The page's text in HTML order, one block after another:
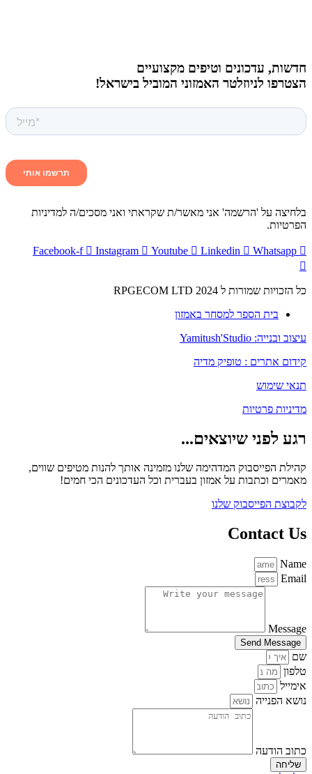
חדשות, עדכונים וטיפים מקצועיים
הצטרפו לניוזלטר האמזוני המוביל בישראל!
בלחיצה על 'הרשמה' אני מאשר/ת שקראתי ואני מסכים/ה למדיניות
הפרטיות.
Facebook-f Instagram Youtube Linkedin Whatsapp
כל הזכויות שמורות ל RPGECOM LTD 2024
בית הספר למסחר באמזון
עיצוב ובנייה: Yamitush'Studio
קידום אתרים : טופיק מדיה
תנאי שימוש
מדיניות פרטיות
רגע לפני שיוצאים...
קהילת הפייסבוק המדהימה שלנו מזמינה אותך להנות מטיפים שווים,
מאמרים וכתבות על אמזון בעברית וכל העדכונים הכי חמים!
לקבוצת הפייסבוק שלנו
Contact Us
Name
Email
Message
Send Message
שם
טלפון
אימייל
נושא הפנייה
כתוב הודעה
שליחה